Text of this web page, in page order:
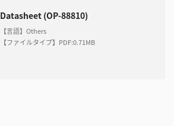
Datasheet (OP-88810)
【言語】Others
【ファイルタイプ】PDF:0.71MB